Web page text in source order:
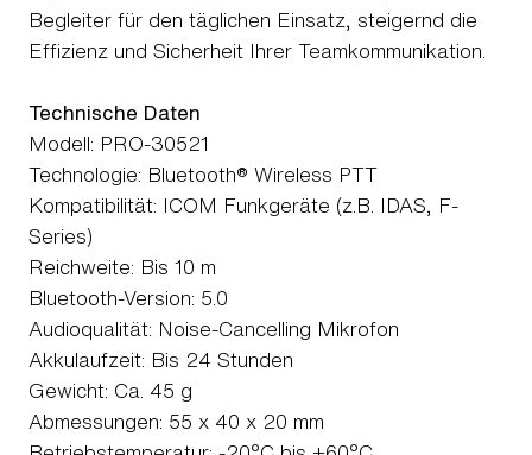
Begleiter für den täglichen Einsatz, steigernd die
Effizienz und Sicherheit Ihrer Teamkommunikation.
Technische Daten
Modell: PRO-30521
Technologie: Bluetooth® Wireless PTT
Kompatibilität: ICOM Funkgeräte (z.B. IDAS, F-
Series)
Reichweite: Bis 10 m
Bluetooth-Version: 5.0
Audioqualität: Noise-Cancelling Mikrofon
Akkulaufzeit: Bis 24 Stunden
Gewicht: Ca. 45 g
Abmessungen: 55 x 40 x 20 mm